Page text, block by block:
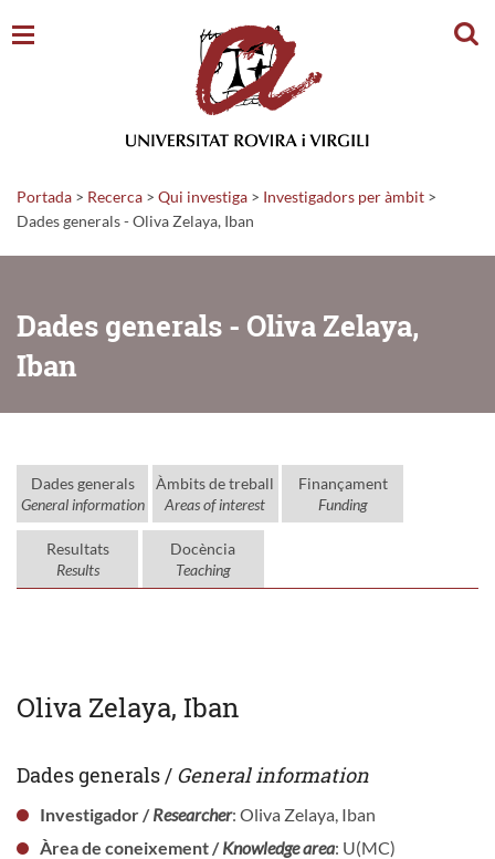
Portada > Recerca > Qui investiga > Investigadors per àmbit >
Dades generals - Oliva Zelaya, Iban
Dades generals - Oliva Zelaya,
Iban
Dades generals
General information
Àmbits de treball
Areas of interest
Finançament
Funding
Resultats
Results
Docència
Teaching
Oliva Zelaya, Iban
Dades generals / General information
Investigador /Researcher: Oliva Zelaya, Iban
Àrea de coneixement /Knowledge area: U(MC)